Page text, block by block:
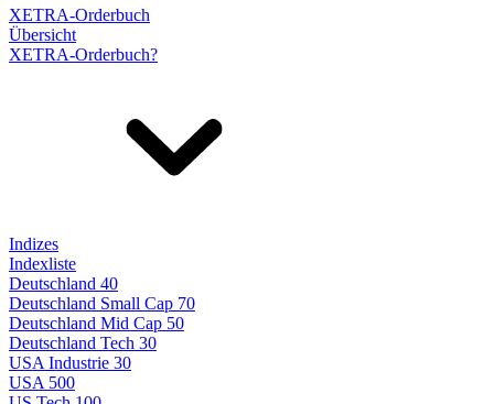
XETRA-Orderbuch
Übersicht
XETRA-Orderbuch?
Indizes
Indexliste
Deutschland 40
Deutschland Small Cap 70
Deutschland Mid Cap 50
Deutschland Tech 30
USA Industrie 30
USA 500